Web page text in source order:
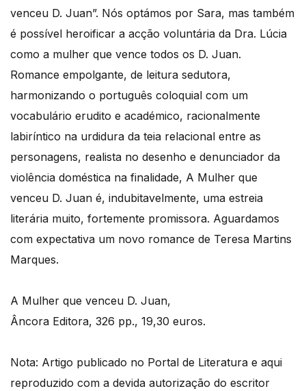
venceu D. Juan”. Nós optámos por Sara, mas também
é possível heroificar a acção voluntária da Dra. Lúcia
como a mulher que vence todos os D. Juan.
Romance empolgante, de leitura sedutora,
harmonizando o português coloquial com um
vocabulário erudito e académico, racionalmente
labiríntico na urdidura da teia relacional entre as
personagens, realista no desenho e denunciador da
violência doméstica na finalidade, A Mulher que
venceu D. Juan é, indubitavelmente, uma estreia
literária muito, fortemente promissora. Aguardamos
com expectativa um novo romance de Teresa Martins
Marques.
A Mulher que venceu D. Juan,
Âncora Editora, 326 pp., 19,30 euros.
Nota: Artigo publicado no Portal de Literatura e aqui
reproduzido com a devida autorização do escritor